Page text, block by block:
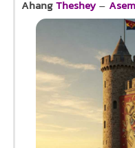
AhangTheshey–